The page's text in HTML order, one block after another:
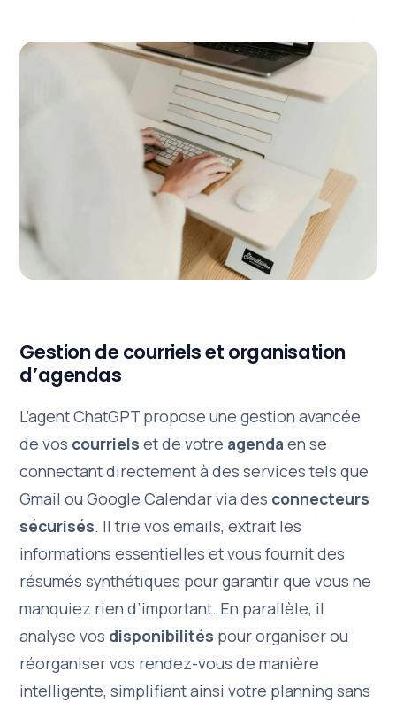
Gestion de courriels et organisation
d’agendas
L’agent ChatGPT propose une gestion avancée
de vos courriels et de votre agenda en se
connectant directement à des services tels que
Gmail ou Google Calendar via des connecteurs
sécurisés. Il trie vos emails, extrait les
informations essentielles et vous fournit des
résumés synthétiques pour garantir que vous ne
manquiez rien d’important. En parallèle, il
analyse vos disponibilités pour organiser ou
réorganiser vos rendez-vous de manière
intelligente, simplifiant ainsi votre planning sans